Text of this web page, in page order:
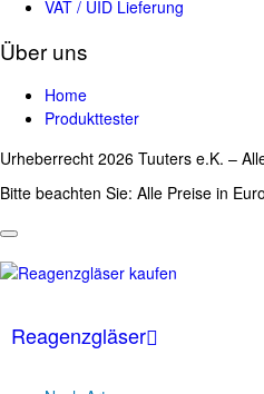
VAT / UID Lieferung
Über uns
Home
Produkttester
Urheberrecht 2026 Tuuters e.K. –
Bitte beachten Sie: Alle Preise in
Reagenzgläser